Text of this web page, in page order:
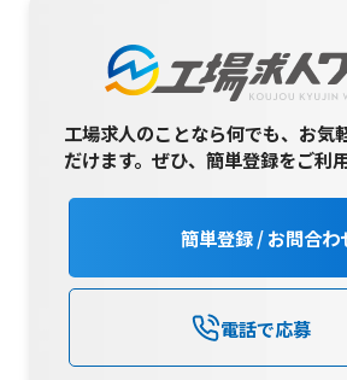
工場求人のことなら何でも、お気
だけます。ぜひ、簡単登録をご利
簡単登録 / お問合わ
電話で応募